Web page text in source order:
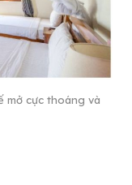
mở cực thoáng và